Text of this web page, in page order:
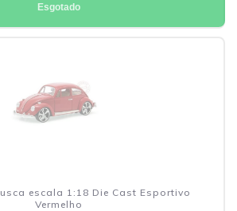
Esgotado
escala 1:18 Die Cast Esportivo
Vermelho